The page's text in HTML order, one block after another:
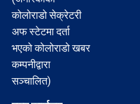
कोलोराडो सेक्रेटरी
अफ स्टेटमा दर्ता
भएको कोलोराडो खबर
कम्पनीद्वारा
सञ्चालित)